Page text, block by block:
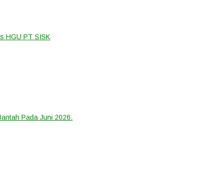
HGU PT SISK
Pada Juni 2026.